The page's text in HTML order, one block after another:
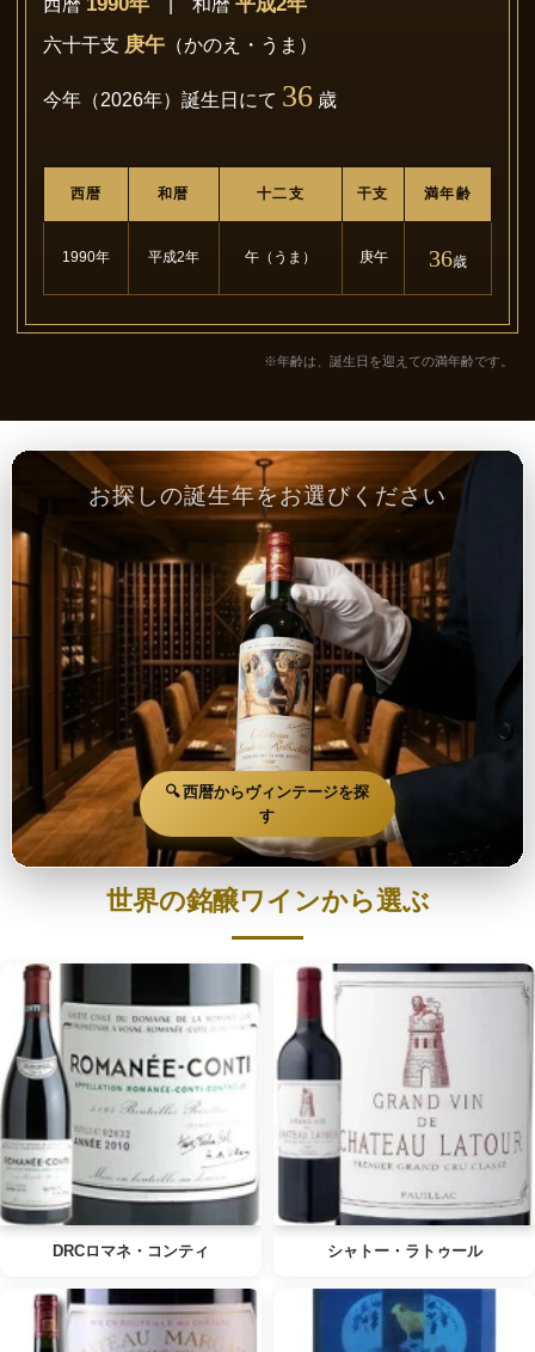
西暦 | 和暦
六十干支 庚午 （かのえ・うま）
今年（2026年）誕生日にて 36 歳
西暦 和暦 十二支 干支 満年齢
1990年 平成2年 午（うま） 庚午 36歳
※年齢は、誕生日を迎えての満年齢です。
お探しの誕生年をお選びください
🔍 西暦からヴィンテージを探
す
世界の銘醸ワインから選ぶ
DRCロマネ・コンティ シャトー・ラトゥール